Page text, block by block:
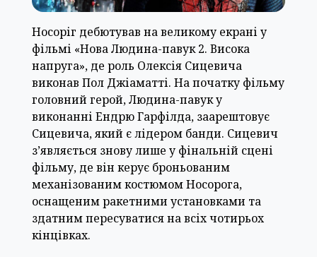
Носоріг дебютував на великому екрані у
фільмі «Нова Людина-павук 2. Висока
напруга», де роль Олексія Сицевича
виконав Пол Джіаматті. На початку фільму
головний герой, Людина-павук у
виконанні Ендрю Гарфілда, заарештовує
Сицевича, який є лідером банди. Сицевич
з’являється знову лише у фінальній сцені
фільму, де він керує броньованим
механізованим костюмом Носорога,
оснащеним ракетними установками та
здатним пересуватися на всіх чотирьох
кінцівках.